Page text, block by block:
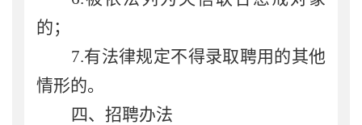
的；
7.有法律规定不得录取聘用的其他
情形的。
四、 招聘办法